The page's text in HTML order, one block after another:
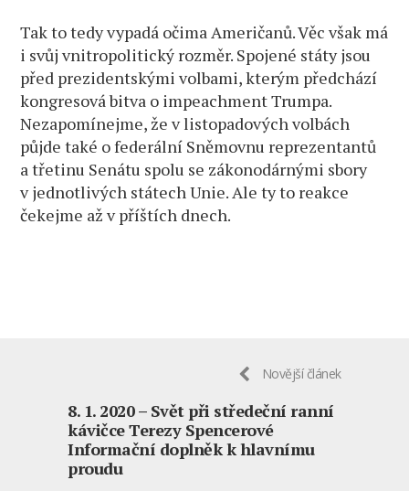
Tak to tedy vypadá očima Američanů. Věc však má
i svůj vnitropolitický rozměr. Spojené státy jsou
před prezidentskými volbami, kterým předchází
kongresová bitva o impeachment Trumpa.
Nezapomínejme, že v listopadových volbách
půjde také o federální Sněmovnu reprezentantů
a třetinu Senátu spolu se zákonodárnými sbory
v jednotlivých státech Unie. Ale ty to reakce
čekejme až v příštích dnech.
Novější článek
8. 1. 2020 – Svět při středeční ranní
kávičce Terezy Spencerové
Informační doplněk k hlavnímu
proudu